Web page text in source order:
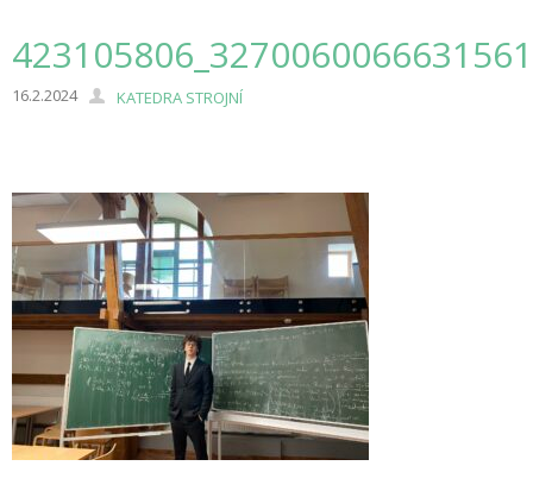
16.2.2024 KATEDRA STROJNÍ